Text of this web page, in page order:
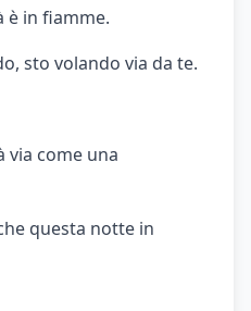
è in fiamme.
sto volando via da te.
via come una
questa notte in